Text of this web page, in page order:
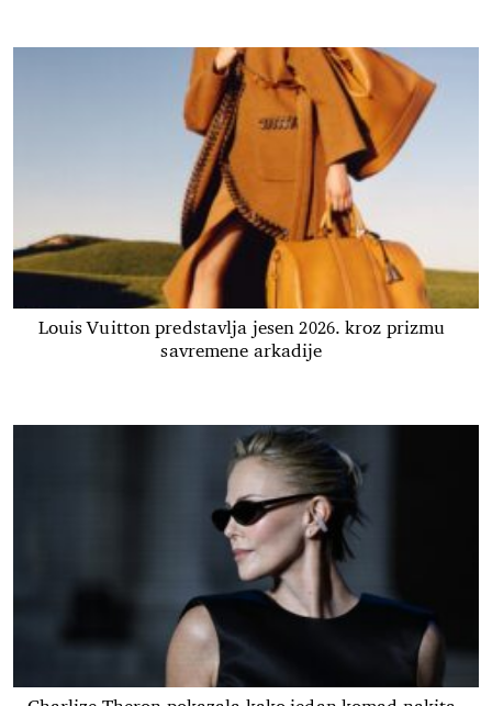
Louis Vuitton predstavlja jesen 2026. kroz prizmu
savremene arkadije